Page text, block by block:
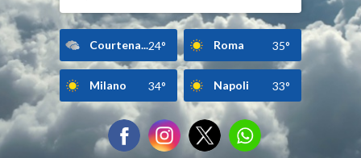
Courtena...24° Roma 35°
Milano 34° Napoli 33°